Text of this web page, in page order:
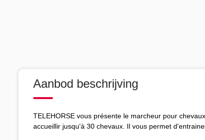
Aanbod beschrijving
TELEHORSE vous présente le marcheur pour
accueillir jusqu'à 30 chevaux. Il vous permet